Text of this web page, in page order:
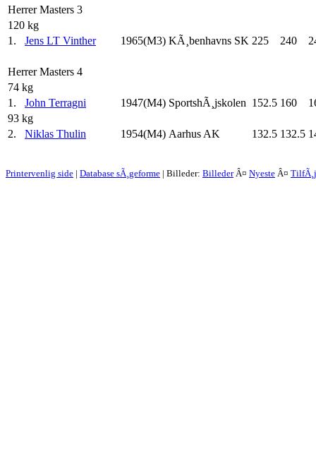
Herrer Masters 3
120 kg
1.
Jens LT Vinther 1965(M3) KÃ¸benhavns SK 225 240
Herrer Masters 4
74 kg
1.
John Terragni 1947(M4) SportshÃ¸jskolen 152.5 160
93 kg
2.
Niklas Thulin 1954(M4) Aarhus AK 132.5 132.5
Printervenlig side | Database sÃ¸geforme | Billeder: BillederÂ¤ Nyeste Â¤ TilfÃ¸j